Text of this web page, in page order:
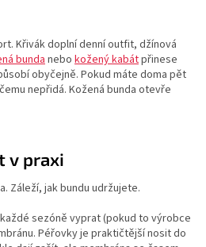
Křivák doplní denní outfit, džínová
bundanebo kožený kabátpřinese
obyčejně. Pokud máte doma pět
nepřidá. Kožená bunda otevře
v praxi
Záleží, jak bundu udržujete.
sezóně vyprat (pokud to výrobce
Péřovky je praktičtější nosit do